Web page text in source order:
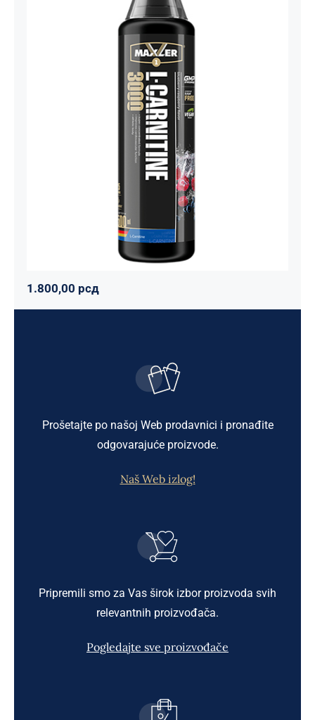
Carnitine Liquid Comfortable Shape
3000 – 500 ml
Mršavko Svi proizvodi
1.800,00рсд
1.800,00 рсд
Prošetajte po našoj Web prodavnici i pronađite
odgovarajuće proizvode.
Naš Web izlog!
Pripremili smo za Vas širok izbor proizvoda svih
relevantnih proizvođača.
Pogledajte sve proizvođače